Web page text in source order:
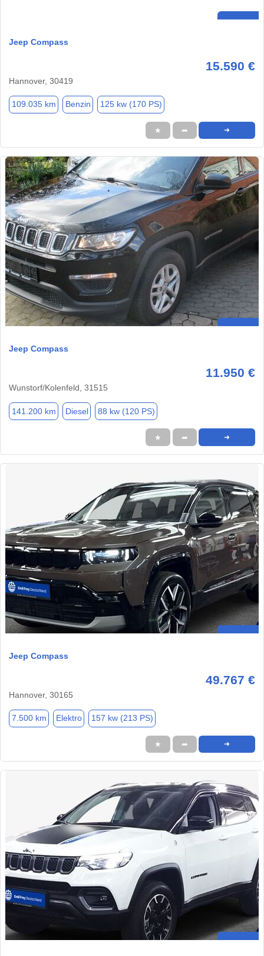
Jeep Compass
15.590 €
Hannover, 30419
109.035 km Benzin 125 kw (170 PS)
★ ➦ ➜
Jeep Compass
11.950 €
Wunstorf/Kolenfeld, 31515
141.200 km Diesel 88 kw (120 PS)
★ ➦ ➜
Jeep Compass
49.767 €
Hannover, 30165
7.500 km Elektro 157 kw (213 PS)
★ ➦ ➜